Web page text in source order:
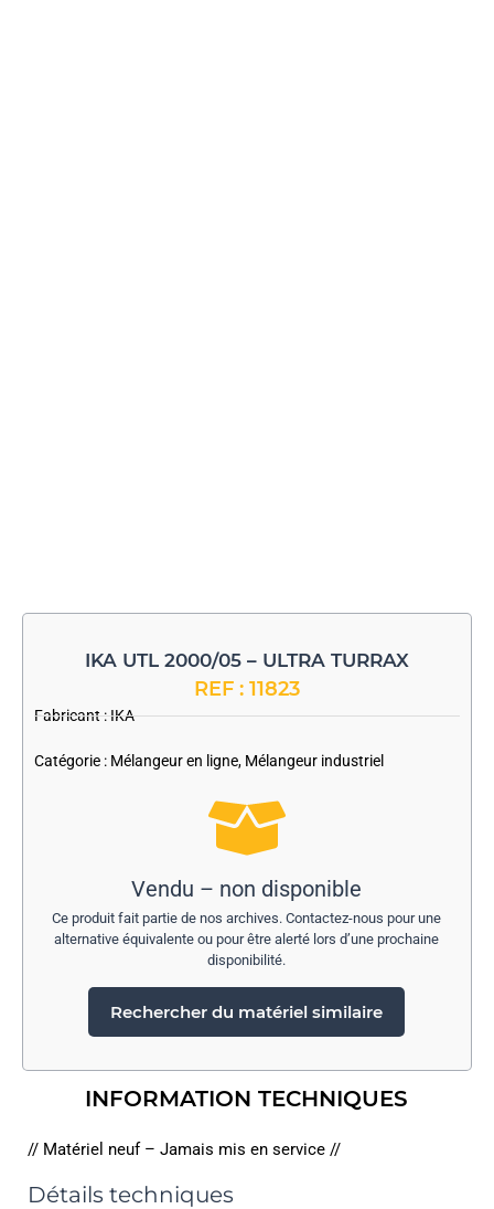
IKA UTL 2000/05 – ULTRA TURRAX
REF : 11823
Fabricant :IKA
Catégorie : Mélangeur en ligne, Mélangeur industriel
Vendu – non disponible
Ce produit fait partie de nos archives. Contactez-nous pour une
alternative équivalente ou pour être alerté lors d’une prochaine
disponibilité.
Rechercher du matériel similaire
INFORMATION TECHNIQUES
// Matériel neuf – Jamais mis en service //
Détails techniques